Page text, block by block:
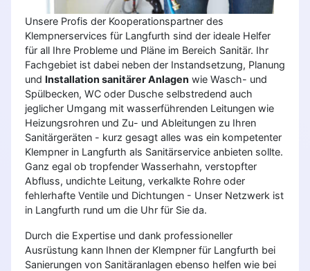
Unsere Profis der Kooperationspartner des
Klempnerservices für Langfurth sind der ideale Helfer
für all Ihre Probleme und Pläne im Bereich Sanitär. Ihr
Fachgebiet ist dabei neben der Instandsetzung, Planung
und Installation sanitärer Anlagen wie Wasch- und
Spülbecken, WC oder Dusche selbstredend auch
jeglicher Umgang mit wasserführenden Leitungen wie
Heizungsrohren und Zu- und Ableitungen zu Ihren
Sanitärgeräten - kurz gesagt alles was ein kompetenter
Klempner in Langfurth als Sanitärservice anbieten sollte.
Ganz egal ob tropfender Wasserhahn, verstopfter
Abfluss, undichte Leitung, verkalkte Rohre oder
fehlerhafte Ventile und Dichtungen - Unser Netzwerk ist
in Langfurth rund um die Uhr für Sie da.
Durch die Expertise und dank professioneller
Ausrüstung kann Ihnen der Klempner für Langfurth bei
Sanierungen von Sanitäranlagen ebenso helfen wie bei